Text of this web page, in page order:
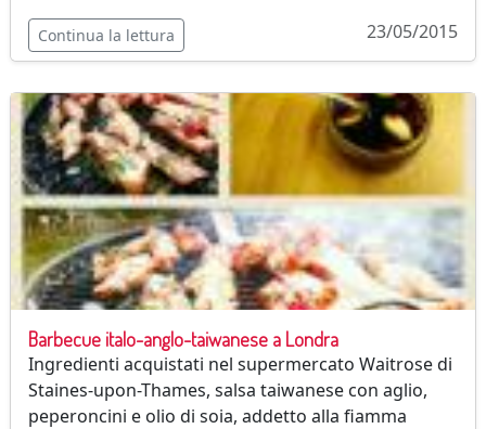
Continua la lettura 23/05/2015
Barbecue italo-anglo-taiwanese a Londra
Ingredienti acquistati nel supermercato Waitrose di
Staines-upon-Thames, salsa taiwanese con aglio,
peperoncini e olio di soia, addetto alla fiamma